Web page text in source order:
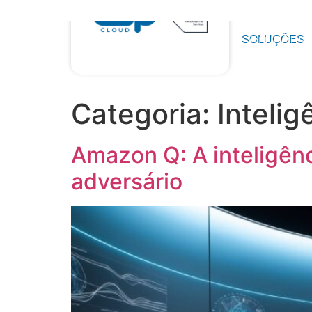
SOLUÇÕES
SOLUÇÕES
Categoria:
Amazon Q: A
adversário